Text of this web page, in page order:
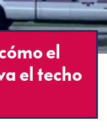
el
el techo